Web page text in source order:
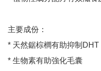
主要成份：
* 天然鋸棕櫚有助抑制DHT
* 生物素有助強化毛囊